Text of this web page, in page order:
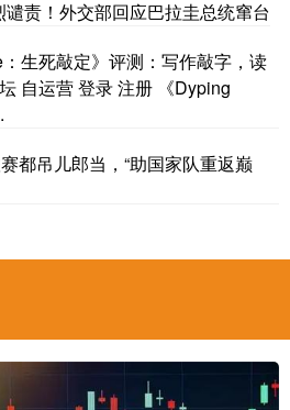
责！外交部回应巴拉圭总统窜台
生死敲定》评测：写作敲字，读
自运营 登录 注册 《Dyping
都吊儿郎当，“助国家队重返巅